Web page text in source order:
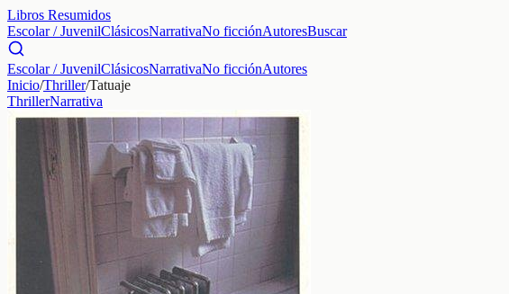
Libros Resumidos
Escolar / JuvenilClásicosNarrativaNo ficciónAutoresBuscar
Escolar / JuvenilClásicosNarrativaNo ficciónAutores
Inicio/Thriller/Tatuaje
ThrillerNarrativa